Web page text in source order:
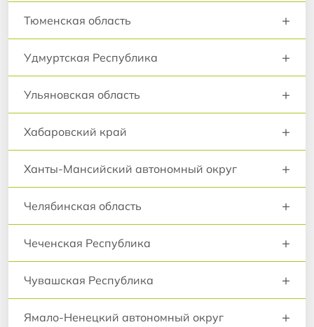
Тюменская область +
Удмуртская Республика +
Ульяновская область +
Хабаровский край +
Ханты-Мансийский автономный округ +
Челябинская область +
Чеченская Республика +
Чувашская Республика +
Ямало-Ненецкий автономный округ +